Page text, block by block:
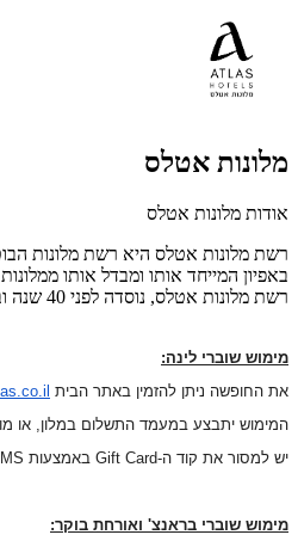
מלונות אטלס
אודות מלונות אטלס
רשת מלונות אטלס היא רשת מלונות
באפיון המייחד אותו ומבדל אותו
רשת מלונות אטלס, נוסדה לפני 40 שנה ובמרוצת השנים הפכה לרשת הניהול הגדולה ביותר בניהול מלונות בוטיק, עם מלונות בתל-אביב, ירושלים, חיפה ואילת.
מימוש שוברי לינה:
את החופשה ניתן להזמין באתר הבית
המימוש יתבצע במעמד התשלום במלון, או מול
יש למסור את קוד ה-Gift Card באמצעות
מימוש שוברי בראנצ' ואורחת בוקר: